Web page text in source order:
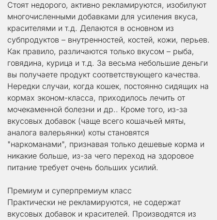
Стоят недорого, активно рекламируются, изобилуют
многочисленными добавками для усиления вкуса,
красителями и т.д. Делаются в основном из
субпродуктов – внутренностей, костей, кожи, перьев.
Как правило, различаются только вкусом – рыба,
говядина, курица и т.д. За весьма небольшие деньги
вы получаете продукт соответствующего качества.
Нередки случаи, когда кошек, постоянно сидящих на
кормах эконом-класса, приходилось лечить от
мочекаменной болезни и др.. Кроме того, из-за
вкусовых добавок (чаще всего кошачьей мяты,
аналога валерьянки) коты становятся
"наркоманами", признавая только дешевые корма и
никакие больше, из-за чего переход на здоровое
питание требует очень больших усилий.
Премиум и суперпремиум класс
Практически не рекламируются, не содержат
вкусовых добавок и красителей. Производятся из